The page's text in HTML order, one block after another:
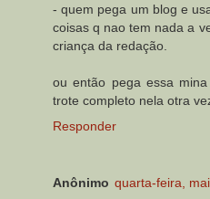
- quem pega um blog e
coisas q nao tem nada a
criança da redação.
ou então pega essa
trote completo nela otra
Responder
Anônimo quarta-feira,